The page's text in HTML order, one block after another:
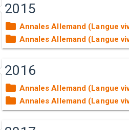
2015
Annales Allemand (Langue
Annales Allemand (Langue
2016
Annales Allemand (Langue
Annales Allemand (Langue